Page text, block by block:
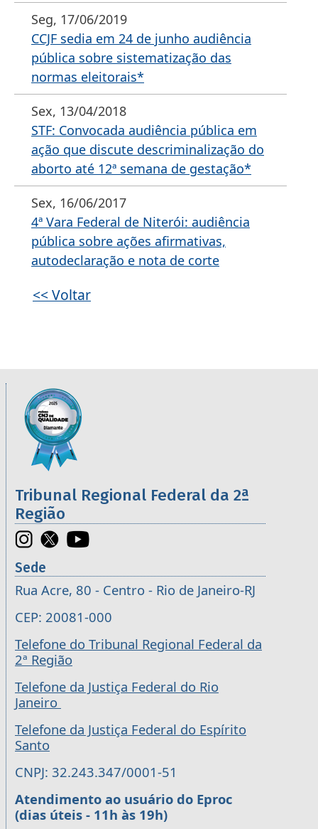
Seg, 17/06/2019
CCJF sedia em 24 de junho audiência
pública sobre sistematização das
normas eleitorais*
Sex, 13/04/2018
STF: Convocada audiência pública em
ação que discute descriminalização do
aborto até 12ª semana de gestação*
Sex, 16/06/2017
4ª Vara Federal de Niterói: audiência
pública sobre ações afirmativas,
autodeclaração e nota de corte
<< Voltar
Informações úteis sobre os órgãos da 2ª
Imagem
Tribunal Regional Federal da 2ª
Região
Sede
Rua Acre, 80 - Centro - Rio de Janeiro-RJ
CEP: 20081-000
Telefone do Tribunal Regional Federal da
2ª Região
Telefone da Justiça Federal do Rio
Janeiro
Telefone da Justiça Federal do Espírito
Santo
CNPJ: 32.243.347/0001-51
Atendimento ao usuário do Eproc
(dias úteis - 11h às 19h)